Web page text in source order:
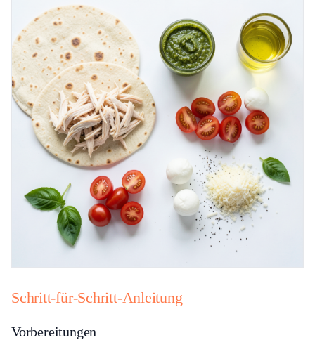
Schritt-für-Schritt-Anleitung
Vorbereitungen